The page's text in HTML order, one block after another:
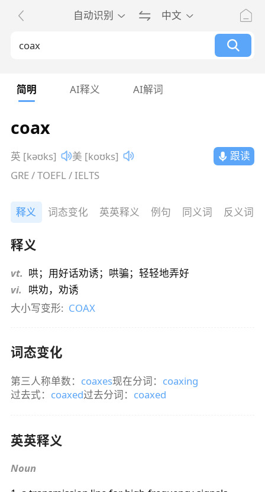
自动识别 中文
简明 AI释义 AI解词
coax
英 [kəʊks] 美 [koʊks]
跟读
GRE / TOEFL / IELTS
释义 词态变化 英英释义 例句 同义词 反义词
释义
vt. 哄；用好话劝诱；哄骗；轻轻地弄好
vi.
哄劝，劝诱
大小写变形: COAX
词态变化
第三人称单数： coaxes现在分词： coaxing
过去式： coaxed过去分词： coaxed
英英释义
Noun